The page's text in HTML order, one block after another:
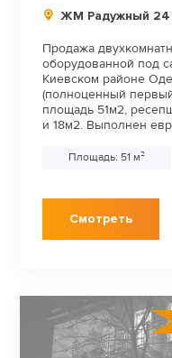
ЖМ Радужный 24
Продажа
оборудованной под
Киевском районе
(полноценный
площадь 51м2,
и 18м2. Выполнен
Площадь: 51 м²
Смотреть